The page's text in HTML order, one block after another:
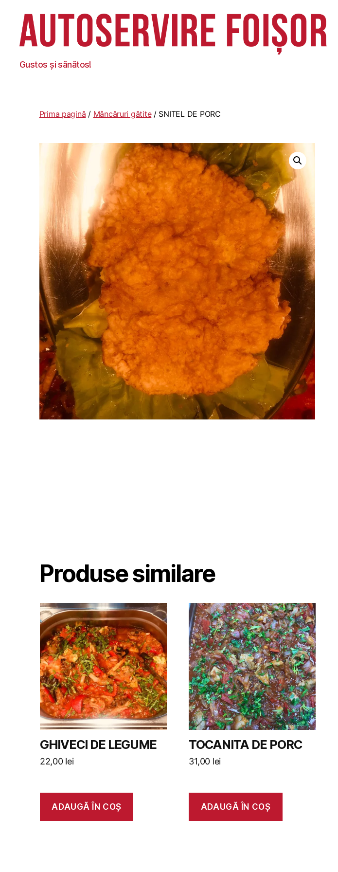
Autoservire
Foisor
Gustos și sănătos!
Prima pagină / Mâncăruri gătite/ SNITEL DE PORC
Produse similare
GHIVECI DE LEGUME
22,00 lei
ADAUGĂ ÎN COȘ
TOCANITA DE PORC
31,00 lei
ADAUGĂ ÎN COȘ